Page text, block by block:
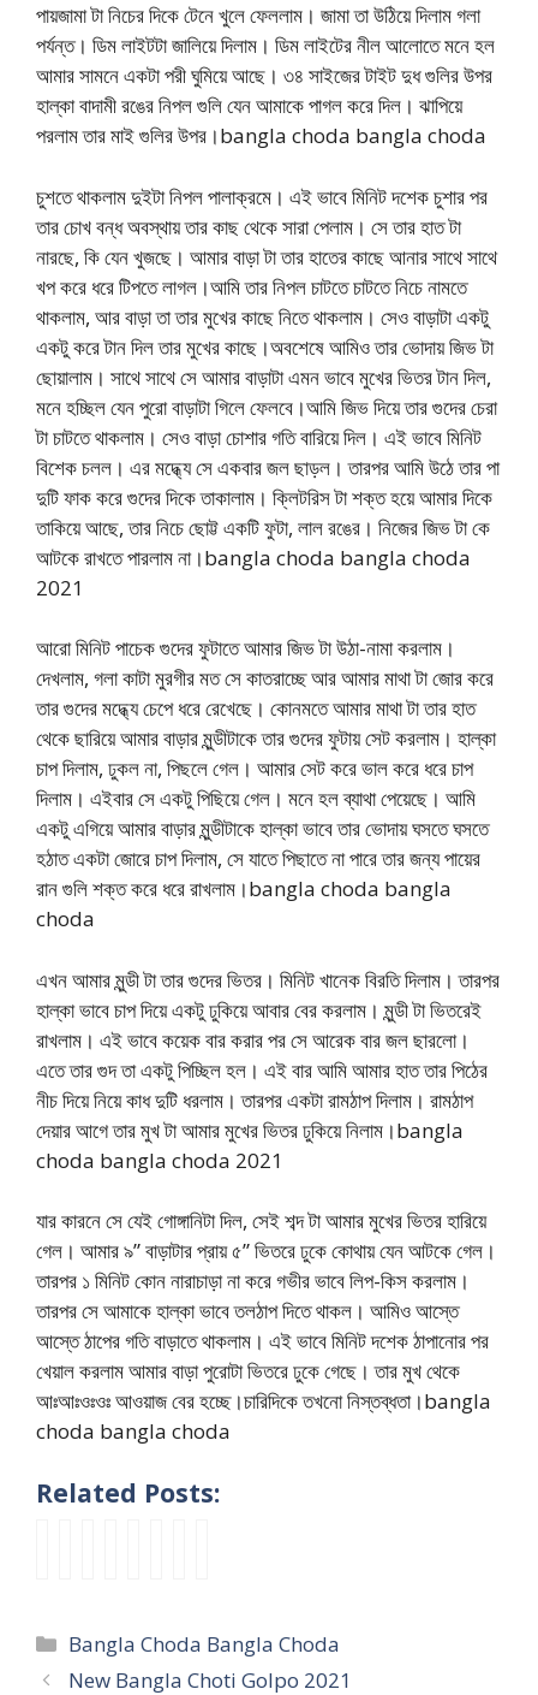
পায়জামা টা নিচের দিকে টেনে খুলে ফেললাম। জামা তা উঠিয়ে দিলাম গলা
পর্যন্ত। ডিম লাইটটা জালিয়ে দিলাম। ডিম লাইটের নীল আলোতে মনে হল
আমার সামনে একটা পরী ঘুমিয়ে আছে। ৩৪ সাইজের টাইট দুধ গুলির উপর
হাল্কা বাদামী রঙের নিপল গুলি যেন আমাকে পাগল করে দিল। ঝাপিয়ে
পরলাম তার মাই গুলির উপর।bangla choda bangla choda
চুশতে থাকলাম দুইটা নিপল পালাক্রমে। এই ভাবে মিনিট দশেক চুশার পর
তার চোখ বন্ধ অবস্থায় তার কাছ থেকে সারা পেলাম। সে তার হাত টা
নারছে, কি যেন খুজছে। আমার বাড়া টা তার হাতের কাছে আনার সাথে সাথে
খপ করে ধরে টিপতে লাগল।আমি তার নিপল চাটতে চাটতে নিচে নামতে
থাকলাম, আর বাড়া তা তার মুখের কাছে নিতে থাকলাম। সেও বাড়াটা একটু
একটু করে টান দিল তার মুখের কাছে।অবশেষে আমিও তার ভোদায় জিভ টা
ছোয়ালাম। সাথে সাথে সে আমার বাড়াটা এমন ভাবে মুখের ভিতর টান দিল,
মনে হচ্ছিল যেন পুরো বাড়াটা গিলে ফেলবে।আমি জিভ দিয়ে তার গুদের চেরা
টা চাটতে থাকলাম। সেও বাড়া চোশার গতি বারিয়ে দিল। এই ভাবে মিনিট
বিশেক চলল। এর মদ্ধ্যে সে একবার জল ছাড়ল। তারপর আমি উঠে তার পা
দুটি ফাক করে গুদের দিকে তাকালাম। ক্লিটরিস টা শক্ত হয়ে আমার দিকে
তাকিয়ে আছে, তার নিচে ছোট্ট একটি ফুটা, লাল রঙের। নিজের জিভ টা কে
আটকে রাখতে পারলাম না।bangla choda bangla choda
2021
আরো মিনিট পাচেক গুদের ফুটাতে আমার জিভ টা উঠা-নামা করলাম।
দেখলাম, গলা কাটা মুরগীর মত সে কাতরাচ্ছে আর আমার মাথা টা জোর করে
তার গুদের মদ্ধ্যে চেপে ধরে রেখেছে। কোনমতে আমার মাথা টা তার হাত
থেকে ছারিয়ে আমার বাড়ার মুন্ডীটাকে তার গুদের ফুটায় সেট করলাম। হাল্কা
চাপ দিলাম, ঢুকল না, পিছলে গেল। আমার সেট করে ভাল করে ধরে চাপ
দিলাম। এইবার সে একটু পিছিয়ে গেল। মনে হল ব্যাথা পেয়েছে। আমি
একটু এগিয়ে আমার বাড়ার মুন্ডীটাকে হাল্কা ভাবে তার ভোদায় ঘসতে ঘসতে
হঠাত একটা জোরে চাপ দিলাম, সে যাতে পিছাতে না পারে তার জন্য পায়ের
রান গুলি শক্ত করে ধরে রাখলাম।bangla choda bangla
choda
এখন আমার মুন্ডী টা তার গুদের ভিতর। মিনিট খানেক বিরতি দিলাম। তারপর
হাল্কা ভাবে চাপ দিয়ে একটু ঢুকিয়ে আবার বের করলাম। মুন্ডী টা ভিতরেই
রাখলাম। এই ভাবে কয়েক বার করার পর সে আরেক বার জল ছারলো।
এতে তার গুদ তা একটু পিচ্ছিল হল। এই বার আমি আমার হাত তার পিঠের
নীচ দিয়ে নিয়ে কাধ দুটি ধরলাম। তারপর একটা রামঠাপ দিলাম। রামঠাপ
দেয়ার আগে তার মুখ টা আমার মুখের ভিতর ঢুকিয়ে নিলাম।bangla
choda bangla choda 2021
যার কারনে সে যেই গোঙ্গানিটা দিল, সেই শব্দ টা আমার মুখের ভিতর হারিয়ে
গেল। আমার ৯” বাড়াটার প্রায় ৫” ভিতরে ঢুকে কোথায় যেন আটকে গেল।
তারপর ১ মিনিট কোন নারাচাড়া না করে গভীর ভাবে লিপ-কিস করলাম।
তারপর সে আমাকে হাল্কা ভাবে তলঠাপ দিতে থাকল। আমিও আস্তে
আস্তে ঠাপের গতি বাড়াতে থাকলাম। এই ভাবে মিনিট দশেক ঠাপানোর পর
খেয়াল করলাম আমার বাড়া পুরোটা ভিতরে ঢুকে গেছে। তার মুখ থেকে
আঃআঃওঃওঃ আওয়াজ বের হচ্ছে।চারিদিকে তখনো নিস্তব্ধতা।bangla
choda bangla choda
Related Posts:
n
c
r
v
y
g
h
o
y
c
r
r
a
m
র
স্ত্রী
Categories
Bangla Choda Bangla Choda
New Bangla Choti Golpo 2021